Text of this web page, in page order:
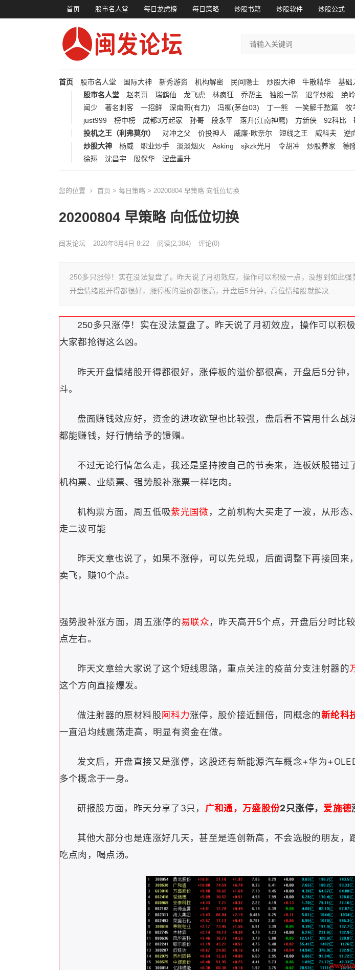
首页 股市名人堂 每日龙虎榜 每日策略 炒股书籍 炒股软件 炒股公式
首页 股市名人堂 国际大神 新秀游资 机构解密 民间隐士 炒股大神 牛散精华 基础
股市名人堂
赵老哥 瑞鹤仙 龙飞虎 林疯狂 乔帮主 独股一箭 退学炒股 绝
闻少
著名刺客 一招鲜 深南哥(有力) 冯柳(茅台03) 丁一熊 一笑解千愁篇 牧
just999
榜中榜 成都3万起家 孙哥 段永平 落升(江南神鹰) 方新侠 92科比
投机之王（利弗莫尔）
对冲之父 价投神人 威廉·欧奈尔 短线之王 威科夫 逆
炒股大神
杨威 职业炒手 淡淡烟火 Asking sjkzk光月 令胡冲 炒股养家 德
徐翔
沈昌宇 殷保华 涅盘重升
您的位置 首页 > 每日策略 > 20200804 早策略 向低位切换
20200804 早策略 向低位切换
闽发论坛 2020年8月4日 8:22 阅读(2,384) 评论(0)
250多只涨停！实在没法复盘了。昨天说了月初效应，操作可以积极一点，没想到如此
开盘情绪股开得都很好，涨停板的溢价都很高，开盘后5分钟，高位情绪股就解决…
250多只涨停 ！实在没法复盘了。昨天说了月初效应，操作可以积
大家都抢得这么凶。
昨天开盘情绪股开得都很好，涨停板的溢价都很高，开盘后5分钟
斗。
盘面赚钱效应好，资金的进攻欲望也比较强，盘后看不管用什么战
都能赚钱，好行情给予的馈赠。
不过无论行情怎么走，我还是坚持按自己的节奏来，连板妖股错过
机构票、业绩票、强势股补涨票一样吃肉。
机构票方面，周五低吸紫光国微 ，之前机构大买走了一波，从形态
走二波可能
昨天文章也说了，如果不涨停，可以先兑现，后面调整下再接回来
卖飞，赚10个点。
强势股补涨方面，周五涨停的易联众，昨天高开5个点，开盘后分时比
点左右。
昨天文章给大家说了这个短线思路，重点关注的疫苗分支注射器的
这个方向直接爆发。
做注射器的原材料股阿科力涨停，股价接近翻倍，同概念的新纶科
一直沿均线震荡走高，明显有资金在做。
发文后，开盘直接又是涨停，这股还有新能源汽车概念+华为
多个概念于一身。
研报股方面，昨天分享了3只， 广和通，万盛股份2只涨停， 爱施德
其他大部分也是连涨好几天，甚至是连创新高，不会选股的朋友，
吃点肉，喝点汤。